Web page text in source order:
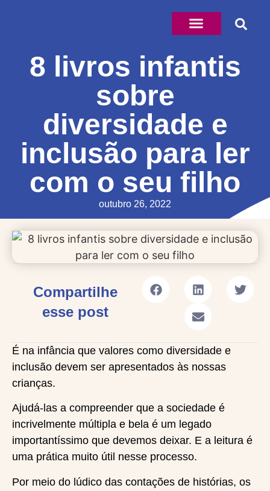
8 livros infantis
sobre
diversidade e
inclusão para ler
com o seu filho
outubro 26, 2022
Compartilhe
esse post
É na infância que valores como diversidade e
inclusão devem ser apresentados às nossas
crianças.
Ajudá-las a compreender que a sociedade é
incrivelmente múltipla e bela é um legado
importantíssimo que devemos deixar. E a leitura é
uma prática muito útil nesse processo.
Por meio do lúdico das contações de histórias, os